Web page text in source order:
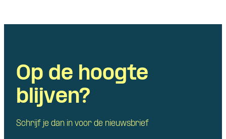
Op de hoogte
blijven?
Schrijf je dan in voor de nieuwsbrief